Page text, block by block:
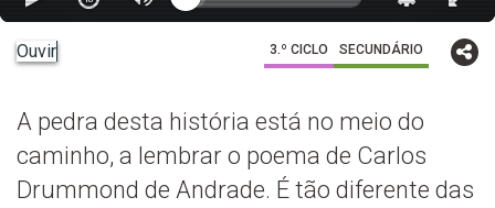
Ouvir 3.º CICLO SECUNDÁRIO
A pedra desta história está no meio do
caminho, a lembrar o poema de Carlos
Drummond de Andrade. É tão diferente das